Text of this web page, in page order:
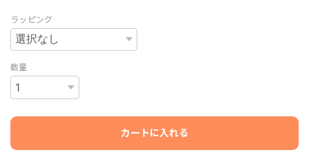
ラッピング
数量
カートに入れる